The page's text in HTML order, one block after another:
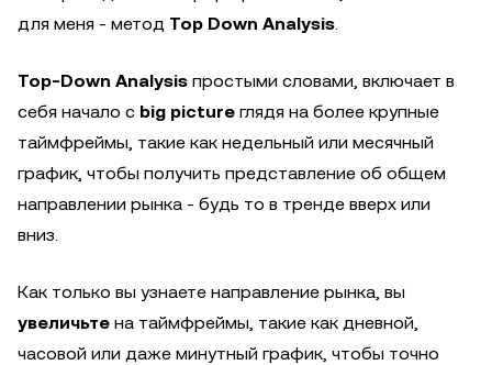
для меня - метод Top Down Analysis
Top-Down Analysis простыми словами, включает в
себя начало с big picture глядя на более крупные
таймфреймы, такие как недельный или месячный
график, чтобы получить представление об общем
направлении рынка - будь то в тренде вверх или
вниз.
Как только вы узнаете направление рынка, вы
увеличьте на таймфреймы, такие как дневной,
часовой или даже минутный график, чтобы точно